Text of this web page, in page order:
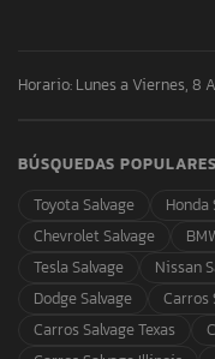
Horario: Lunes a Viernes, 8
BÚSQUEDAS POPULARES
Toyota Salvage
Honda
Chevrolet Salvage
Tesla Salvage
Nissan
Dodge Salvage
Carros
Carros Salvage Texas